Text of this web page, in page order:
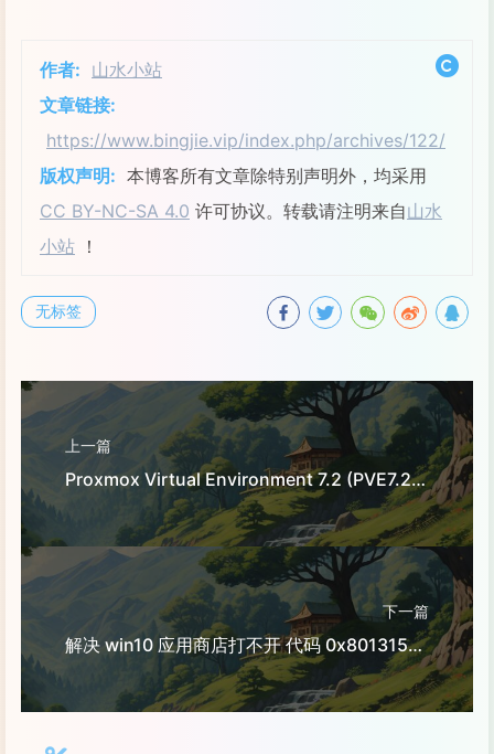
作者: 山水小站
文章链接:
https://www.bingjie.vip/index.php/archives/122/
版权声明: 本博客所有文章除特别声明外，均采用
CC BY-NC-SA 4.0 许可协议。转载请注明来自山水
小站 ！
无标签
上一篇
Proxmox Virtual Environment 7.2 (PVE7.2) 通过 LXC 安装 AlmaLinux 9
下一篇
解决 win10 应用商店打不开 代码 0x80131500